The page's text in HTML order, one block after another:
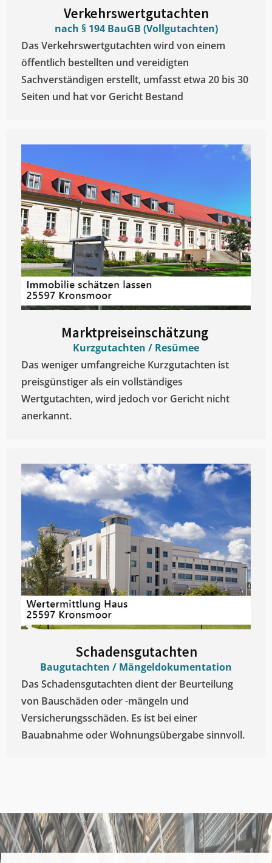
Verkehrswertgutachten
nach § 194 BauGB (Vollgutachten)
Das Verkehrswertgutachten wird von einem
öffentlich bestellten und vereidigten
Sachverständigen erstellt, umfasst etwa 20 bis 30
Seiten und hat vor Gericht Bestand
Marktpreiseinschätzung ​
Kurzgutachten / Resümee
Das weniger umfangreiche Kurzgutachten ist
preisgünstiger als ein vollständiges
Wertgutachten, wird jedoch vor Gericht nicht
anerkannt.
Schadensgutachten
Baugutachten / Mängeldokumentation
Das Schadensgutachten dient der Beurteilung
von Bauschäden oder -mängeln und
Versicherungsschäden. Es ist bei einer
Bauabnahme oder Wohnungsübergabe sinnvoll.